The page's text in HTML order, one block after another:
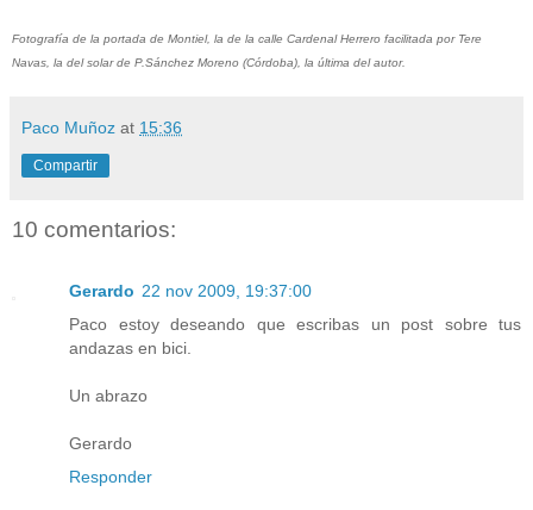
Fotografía de la portada de Montiel, la de la calle Cardenal Herrero facilitada por Tere
Navas, la del solar de P.Sánchez Moreno (Córdoba), la última del autor.
Paco Muñoz at 15:36
Compartir
10 comentarios:
Gerardo 22 nov 2009, 19:37:00
Paco estoy deseando que escribas un post sobre tus
andazas en bici.
Un abrazo
Gerardo
Responder